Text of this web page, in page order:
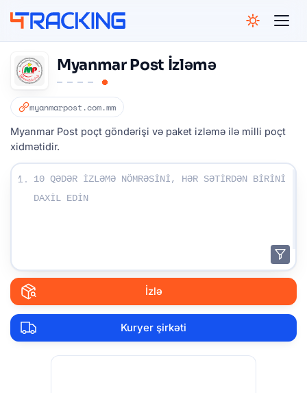
Myanmar Post İzləmə
myanmarpost.com.mm
Myanmar Post poçt göndərişi və paket izləmə ilə milli poçt
xidmətidir.
İzləmə nömrələrinizi daxil edin:
1.
İzlə
Kuryer şirkəti